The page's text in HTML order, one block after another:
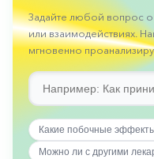
Сосудистые
Тромбозы
Ухо-
горло-
нос
Задайте любой вопрос
или взаимодействиях.
мгновенно
Какие побочные
Можно ли с другими